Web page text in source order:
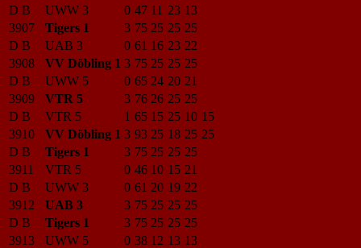
D B
UWW 3 0 47 11 23 13
3907
Tigers 1 3 75 25 25 25
D B
UAB 3 0 61 16 23 22
3908
VV Döbling 1 3 75 25 25 25
D B
UWW 5 0 65 24 20 21
3909
VTR 5 3 76 26 25 25
D B
VTR 5 1 65 15 25 10 15
3910
VV Döbling 1 3 93 25 18 25 25
D B
Tigers 1 3 75 25 25 25
3911
VTR 5 0 46 10 15 21
D B
UWW 3 0 61 20 19 22
3912
UAB 3 3 75 25 25 25
D B
Tigers 1 3 75 25 25 25
3913
UWW 5 0 38 12 13 13